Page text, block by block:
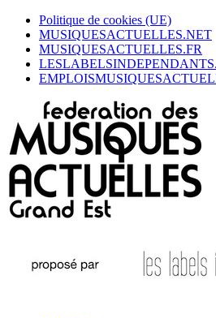
Politique de cookies (UE)
MUSIQUESACTUELLES.NET
MUSIQUESACTUELLES.FR